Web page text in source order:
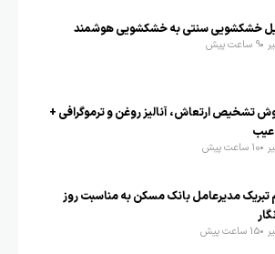
خشکشویی سنتی به خشکشویی هوشمند
9 ساعت پیش
تشخیص ارتعاش، آنالیز روغن و ترموگرافی +
عیب
10 ساعت پیش
تبریک مدیرعامل بانک مسکن به مناسبت روز
15 ساعت پیش